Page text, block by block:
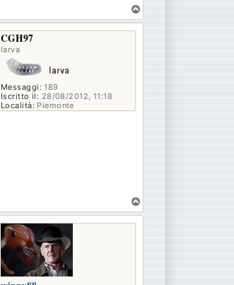
o
CGH97
larva
Messaggi: 189
Iscritto il: 28/08/2012, 11:18
Località: Piemonte
o